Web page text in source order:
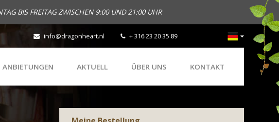
BIS FREITAG ZWISCHEN 9:00 UND 21:00 UHR
info@dragonheart.nl + 316 23 20 35 89
ANBIETUNGEN AKTUELL ÜBER UNS KONTAKT